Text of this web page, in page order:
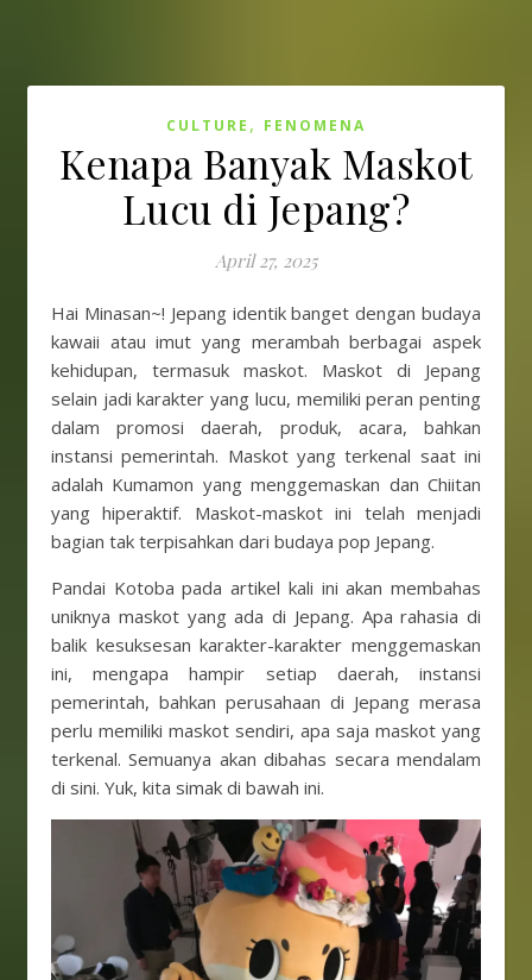
CULTURE , FENOMENA
Kenapa Banyak Maskot
Lucu di Jepang?
April 27, 2025
Hai Minasan~! Jepang identik banget dengan budaya
kawaii atau imut yang merambah berbagai aspek
kehidupan, termasuk maskot. Maskot di Jepang
selain jadi karakter yang lucu, memiliki peran penting
dalam promosi daerah, produk, acara, bahkan
instansi pemerintah. Maskot yang terkenal saat ini
adalah Kumamon yang menggemaskan dan Chiitan
yang hiperaktif. Maskot-maskot ini telah menjadi
bagian tak terpisahkan dari budaya pop Jepang.
Pandai Kotoba pada artikel kali ini akan membahas
uniknya maskot yang ada di Jepang. Apa rahasia di
balik kesuksesan karakter-karakter menggemaskan
ini, mengapa hampir setiap daerah, instansi
pemerintah, bahkan perusahaan di Jepang merasa
perlu memiliki maskot sendiri, apa saja maskot yang
terkenal. Semuanya akan dibahas secara mendalam
di sini. Yuk, kita simak di bawah ini.